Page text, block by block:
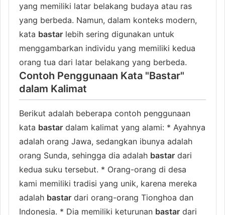
yang memiliki latar belakang budaya atau ras
yang berbeda. Namun, dalam konteks modern,
kata bastar lebih sering digunakan untuk
menggambarkan individu yang memiliki kedua
orang tua dari latar belakang yang berbeda.
Contoh Penggunaan Kata "Bastar"
dalam Kalimat
Berikut adalah beberapa contoh penggunaan
kata bastar dalam kalimat yang alami: * Ayahnya
adalah orang Jawa, sedangkan ibunya adalah
orang Sunda, sehingga dia adalah bastar dari
kedua suku tersebut. * Orang-orang di desa
kami memiliki tradisi yang unik, karena mereka
adalah bastar dari orang-orang Tionghoa dan
Indonesia. * Dia memiliki keturunan bastar dari